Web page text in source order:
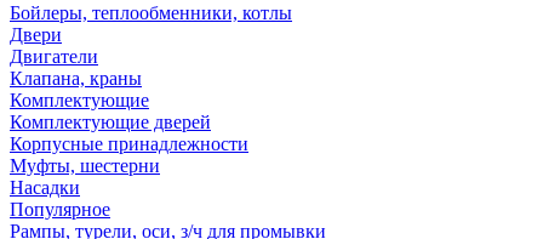
Бойлеры, теплообменники, котлы
Двери
Двигатели
Клапана, краны
Комплектующие
Комплектующие дверей
Корпусные принадлежности
Муфты, шестерни
Насадки
Популярное
Рампы, турели, оси, з/ч для промывки